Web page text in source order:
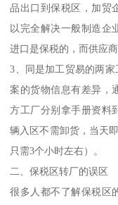
品出口到保税区，加贸
以完全解决一般制造企
进口是保税的，而供应
3、同是加工贸易的两
案的货物信息有差异，
方工厂分别拿手册资料
辆入区不需卸货，当天
只需3个小时左右）。
二、保税区转厂的误区
很多人都不了解保税区